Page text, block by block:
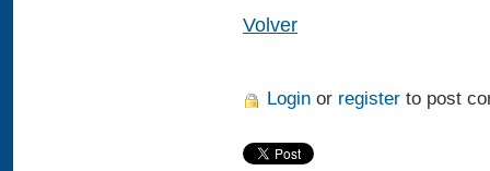
Volver
Login or register to post